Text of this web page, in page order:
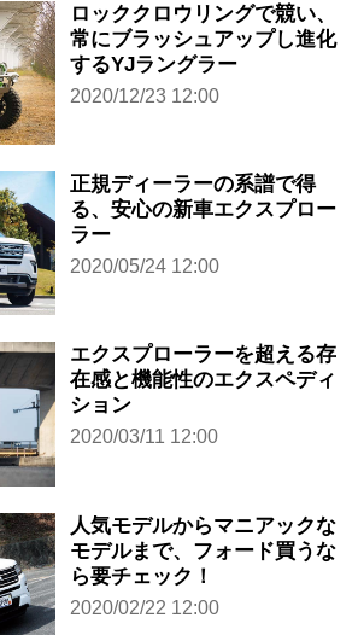
ロッククロウリングで競い、
常にブラッシュアップし進化
するYJラングラー
2020/12/23 12:00
正規ディーラーの系譜で得
る、安心の新車エクスプロー
ラー
2020/05/24 12:00
エクスプローラーを超える存
在感と機能性のエクスペディ
ション
2020/03/11 12:00
人気モデルからマニアックな
モデルまで、フォード買うな
ら要チェック！
2020/02/22 12:00